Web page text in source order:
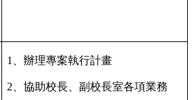
1 、辦理專案執行計畫
2 、協助校長、副校長室各項業務